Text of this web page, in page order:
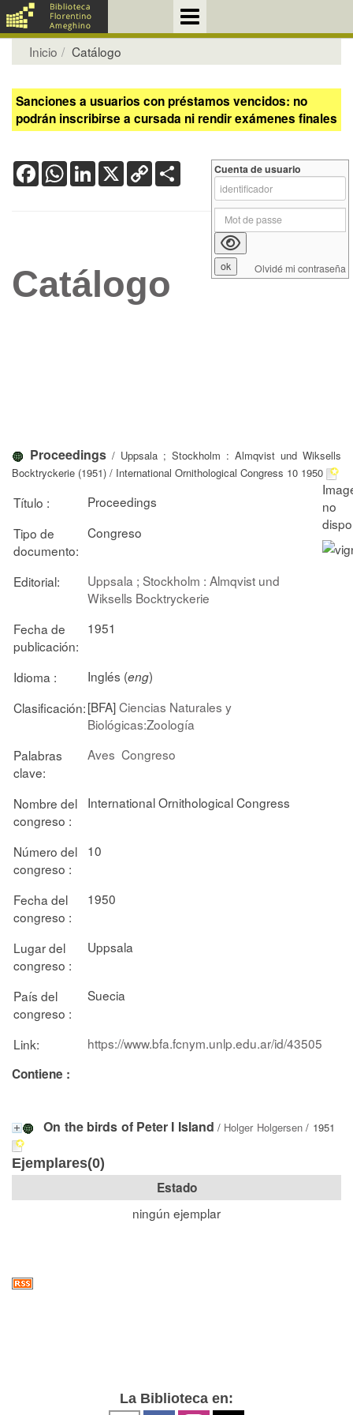
Inicio Catálogo
Sanciones a usuarios con préstamos vencidos: no
podrán inscribirse a cursada ni rendir exámenes finales
FacebookWhatsApp
LinkedIn
X Copy
Link
Catálogo
Proceedings / Uppsala ; Stockholm : Almqvist und Wiksells
Bocktryckerie (1951) / International Ornithological Congress 10 1950
Título :
Proceedings
Tipo de
documento:
Congreso
Editorial:
Uppsala ; Stockholm : Almqvist und
Wiksells Bocktryckerie
Fecha de
publicación:
1951
Idioma : Inglés (eng)
Clasificación:[BFA]Ciencias Naturales y
Biológicas:Zoología
Palabras
clave:
Aves Congreso
Nombre del
congreso :
International Ornithological Congress
Número del
congreso :
10
Fecha del
congreso :
1950
Lugar del
congreso :
Uppsala
País del
congreso :
Suecia
Link:
https://www.bfa.fcnym.unlp.edu.ar/id/43505
Contiene :
On the birds of Peter I Island / Holger Holgersen/ 1951
Ejemplares(0)
Estado
ningún ejemplar
Cuenta de usuario
Olvidé mi contraseña
La Biblioteca en: